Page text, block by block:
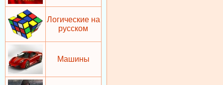
Логические на
русском
Машины